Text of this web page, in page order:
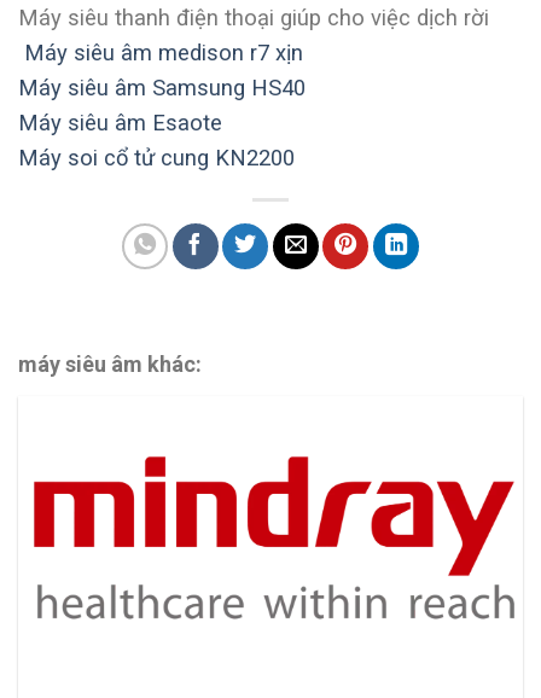
Máy siêu thanh điện thoại giúp cho việc dịch rời
Máy siêu âm medison r7 xịn
Máy siêu âm Samsung HS40
Máy siêu âm Esaote
Máy soi cổ tử cung KN2200
máy siêu âm khác: